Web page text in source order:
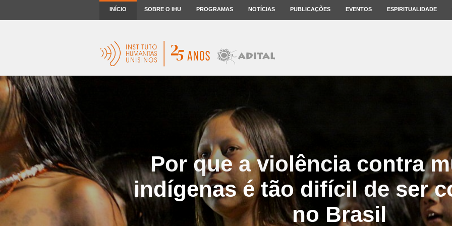
INÍCIO SOBRE O IHU PROGRAMAS NOTÍCIAS PUBLICAÇÕES EVENTOS ESPIRITUALIDADE
Por que a violência contra
indígenas é tão difícil de ser
no Brasil